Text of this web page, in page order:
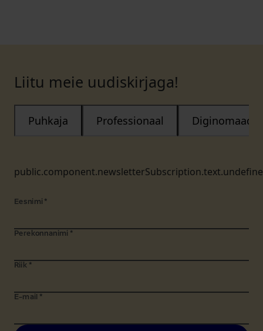
Liitu meie uudiskirjaga!
Puhkaja Professionaal Diginomaad
Eesnimi *
Perekonnanimi *
Riik *
E-mail *